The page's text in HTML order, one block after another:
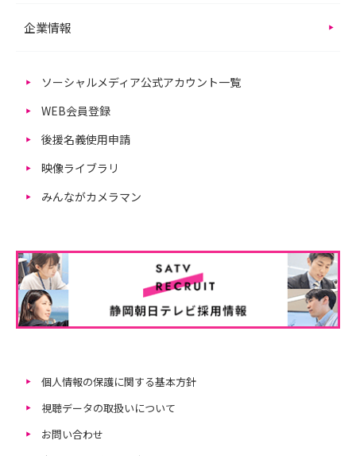
企業情報
ソーシャルメディア公式アカウント一覧
WEB会員登録
後援名義使用申請
映像ライブラリ
みんながカメラマン
個人情報の保護に関する基本方針
視聴データの取扱いについて
お問い合わせ